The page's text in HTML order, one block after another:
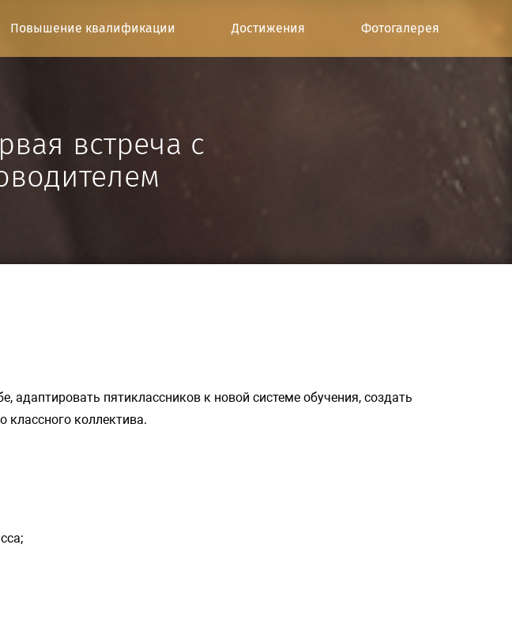
Повышение квалификации Достижения Фотогалерея
встреча с
пятиклассников к новой системе обучения, создать
классного коллектива.